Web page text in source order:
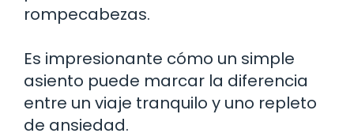
rompecabezas.
Es impresionante cómo un simple
asiento puede marcar la diferencia
entre un viaje tranquilo y uno repleto
de ansiedad.